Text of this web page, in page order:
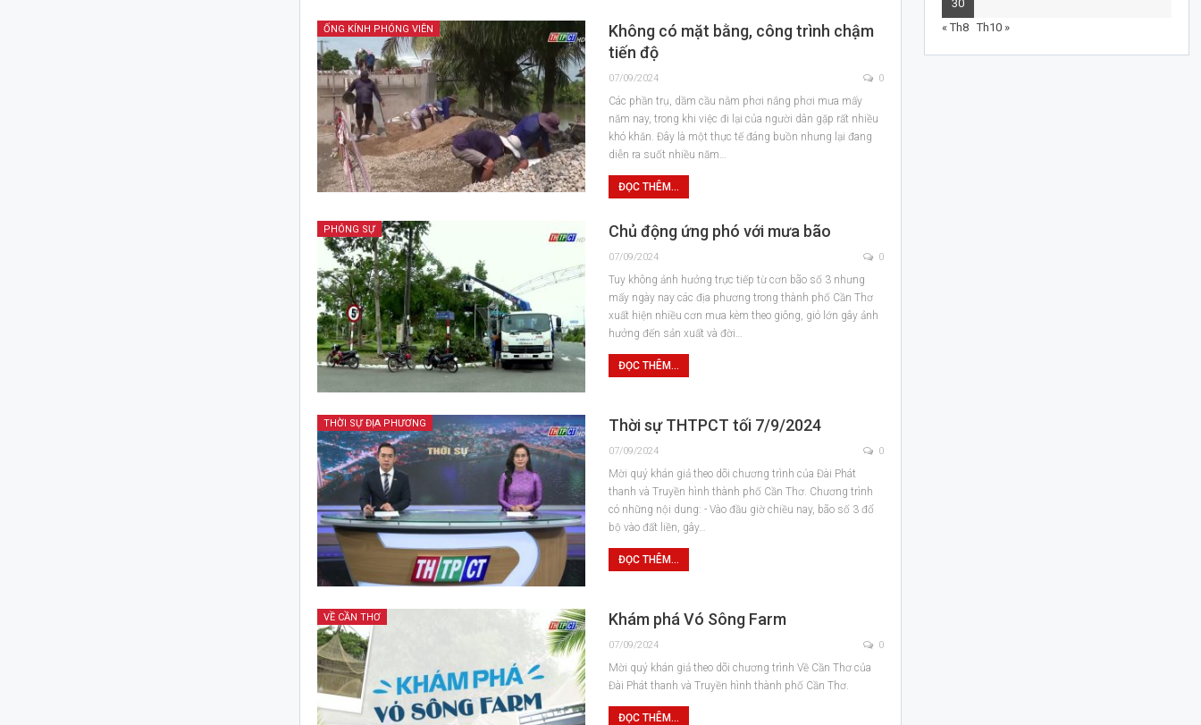
ỐNG KÍNH PHÓNG VIÊN
Không có mặt bằng, công trình chậm
tiến độ
07/09/2024 0
Các phần trụ, dầm cầu nằm phơi nắng phơi mưa mấy
năm nay, trong khi việc đi lại của người dân gặp rất nhiều
khó khăn. Đây là một thực tế đáng buồn nhưng lại đang
diễn ra suốt nhiều năm…
ĐỌC THÊM...
PHÓNG SỰ Chủ động ứng phó với mưa bão
07/09/2024 0
Tuy không ảnh hưởng trực tiếp từ cơn bão số 3 nhưng
mấy ngày nay các địa phương trong thành phố Cần Thơ
xuất hiện nhiều cơn mưa kèm theo giông, gió lớn gây ảnh
hưởng đến sản xuất và đời…
ĐỌC THÊM...
THỜI SỰ ĐỊA PHƯƠNG Thời sự THTPCT tối 7/9/2024
07/09/2024 0
Mời quý khán giả theo dõi chương trình của Đài Phát
thanh và Truyền hình thành phố Cần Thơ. Chương trình
có những nội dung: - Vào đầu giờ chiều nay, bão số 3 đổ
bộ vào đất liền, gây…
ĐỌC THÊM...
VỀ CẦN THƠ Khám phá Vó Sông Farm
07/09/2024 0
Mời quý khán giả theo dõi chương trình Về Cần Thơ của
Đài Phát thanh và Truyền hình thành phố Cần Thơ.
ĐỌC THÊM...
30
« Th8 Th10 »